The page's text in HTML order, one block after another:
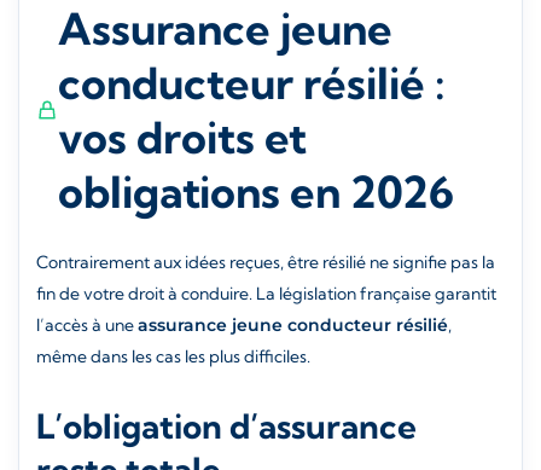
Assurance jeune
conducteur résilié :
vos droits et
obligations en 2026
Contrairement aux idées reçues, être résilié ne signifie pas la
fin de votre droit à conduire. La législation française garantit
l’accès à uneassurance jeune conducteur résilié,
même dans les cas les plus difficiles.
L’obligation d’assurance